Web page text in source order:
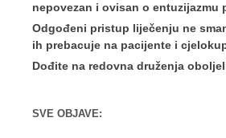
nepovezan i ovisan o entuzijazmu
Odgođeni pristup liječenju ne
ih prebacuje na pacijente i
Dođite na redovna druženja
SVE OBJAVE: